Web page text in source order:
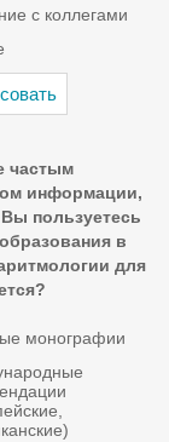
с коллегами
частым
информации,
пользуетесь
в
для
монографии